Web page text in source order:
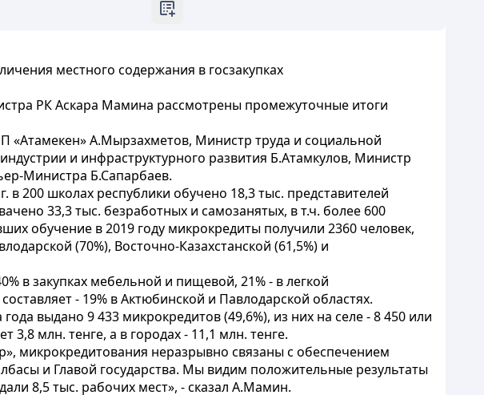
местного содержания в госзакупках
РК Аскара Мамина рассмотрены промежуточные итоги
А.Мырзахметов, Министр труда и социальной
и инфраструктурного развития Б.Атамкулов, Министр
Министра Б.Сапарбаев.
в 200 школах республики обучено 18,3 тыс. представителей
33,3 тыс. безработных и самозанятых, в т.ч. более 600
обучение в 2019 году микрокредиты получили 2360 человек,
(70%), Восточно-Казахстанской (61,5%) и
в закупках мебельной и пищевой, 21% - в легкой
- 19% в Актюбинской и Павлодарской областях.
выдано 9 433 микрокредитов (49,6%), из них на селе - 8 450 или
3,8 млн. тенге, а в городах - 11,1 млн. тенге.
микрокредитования неразрывно связаны с обеспечением
и Главой государства. Мы видим положительные результаты
8,5 тыс. рабочих мест», - сказал А.Мамин.